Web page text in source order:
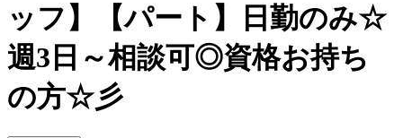
ッフ】【パート】日勤のみ☆
週3日～相談可◎資格お持ち
の方☆彡